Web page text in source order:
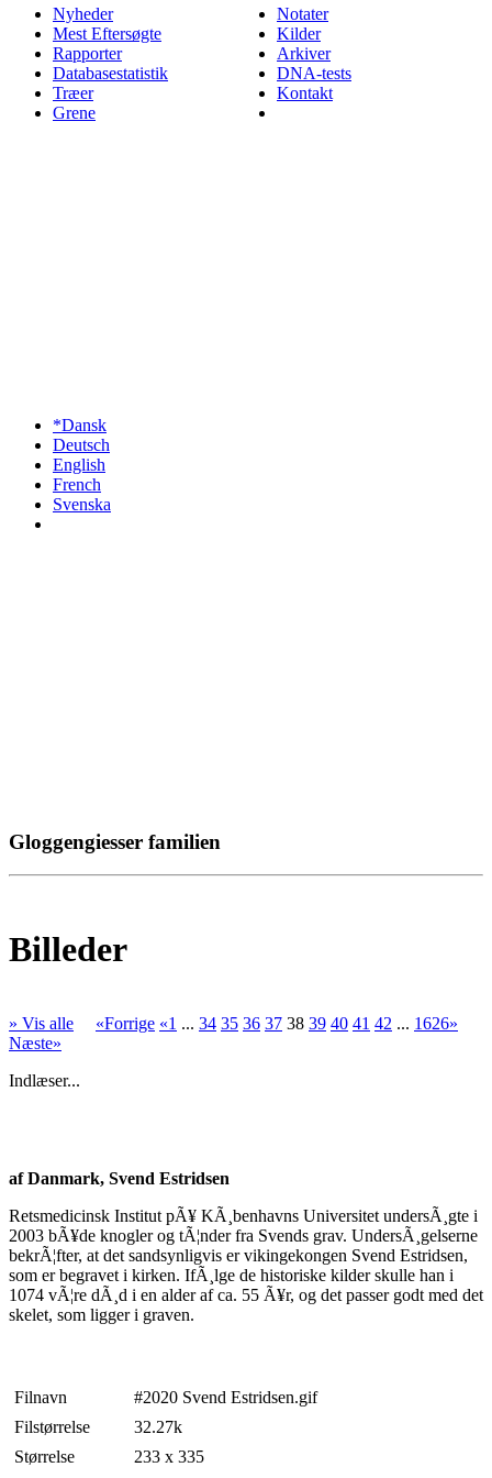
Nyheder
Mest Eftersøgte
Rapporter
Databasestatistik
Træer
Grene
Notater
Kilder
Arkiver
DNA-tests
Kontakt
*Dansk
Deutsch
English
French
Svenska
Gloggengiesser familien
Billeder
» Vis alle «Forrige «1 ... 34 35 36 37 38 39 40 41 42 ... 1626»
Næste»
Indlæser...
af Danmark, Svend Estridsen
Retsmedicinsk Institut pÃ¥ KÃ¸benhavns Universitet undersÃ¸gte i
2003 bÃ¥de knogler og tÃ¦nder fra Svends grav. UndersÃ¸gelserne
bekrÃ¦fter, at det sandsynligvis er vikingekongen Svend Estridsen,
som er begravet i kirken. IfÃ¸lge de historiske kilder skulle han i
1074 vÃ¦re dÃ¸d i en alder af ca. 55 Ã¥r, og det passer godt med det
skelet, som ligger i graven.
Filnavn
#2020 Svend Estridsen.gif
Filstørrelse
32.27k
Størrelse
233 x 335